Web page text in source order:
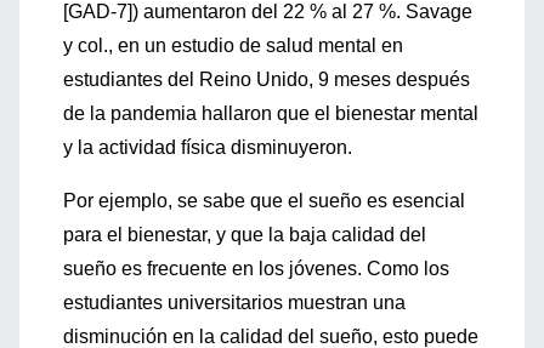
[GAD-7]) aumentaron del 22 % al 27 %. Savage
y col., en un estudio de salud mental en
estudiantes del Reino Unido, 9 meses después
de la pandemia hallaron que el bienestar mental
y la actividad física disminuyeron.
Por ejemplo, se sabe que e l sueño es esencial
para el bienestar, y que la baja calidad del
sueño es frecuente en los jóvenes. Como los
estudiantes universitarios muestran una
disminución en la calidad del sueño, esto puede